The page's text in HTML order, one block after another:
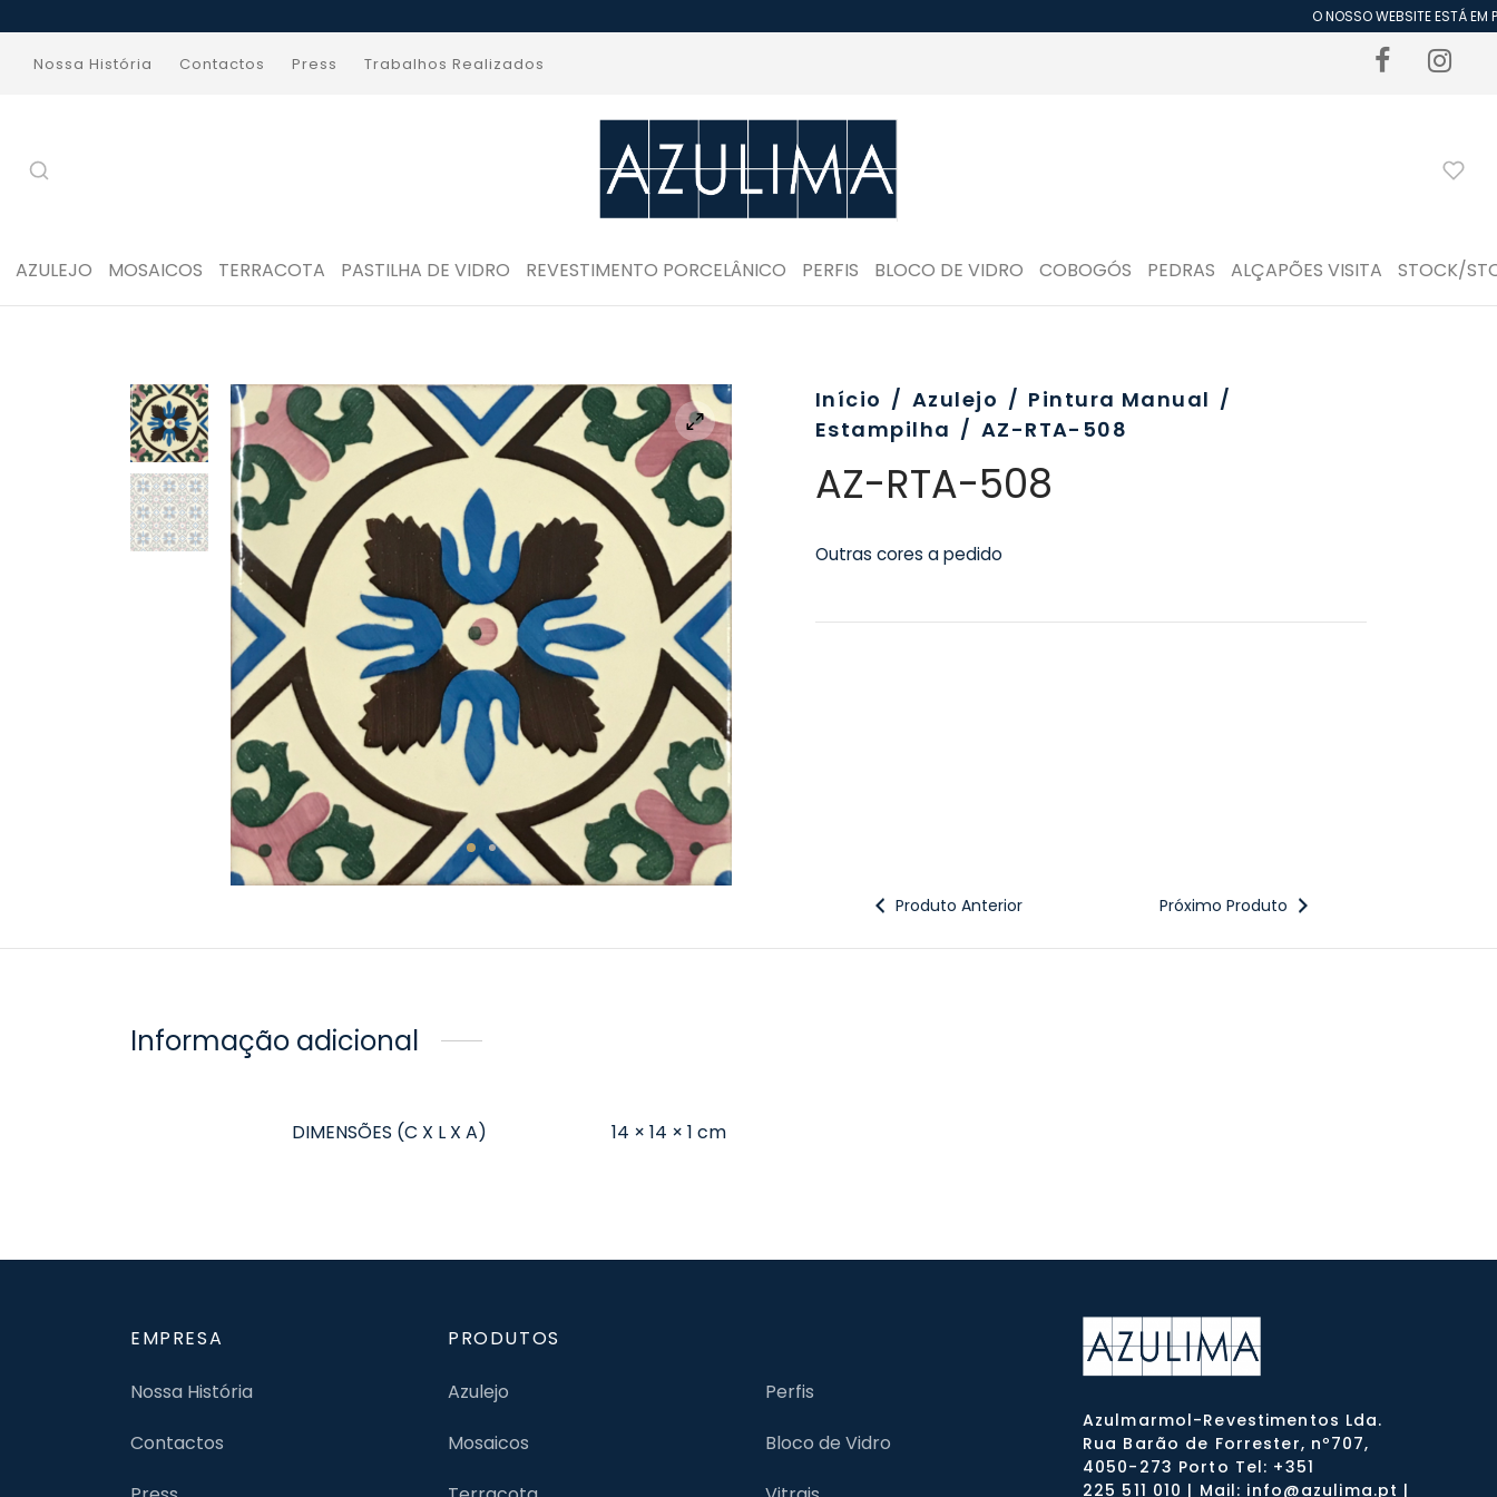
O NOSSO WEBSITE ESTÁ EM
Nossa História Contactos Press Trabalhos Realizados
AZULEJO MOSAICOS TERRACOTA PASTILHA DE VIDRO REVESTIMENTO PORCELÂNICO PERFIS BLOCO DE VIDRO COBOGÓS PEDRAS ALÇAPÕES VISITA STOCK/
Início / Azulejo / Pintura Manual /
Estampilha / AZ-RTA-508
AZ-RTA-508
Outras cores a pedido
Produto Anterior Próximo Produto
Informação adicional
DIMENSÕES (C X L X A) 14 × 14 × 1 cm
EMPRESA
Nossa História
Contactos
PRODUTOS
Azulejo
Mosaicos
Perfis
Bloco de Vidro
Azulmarmol-Revestimentos Lda.
Rua Barão de Forrester, nº707,
4050-273 Porto Tel: +351
225 511 010 | Mail: info@azulima.pt |